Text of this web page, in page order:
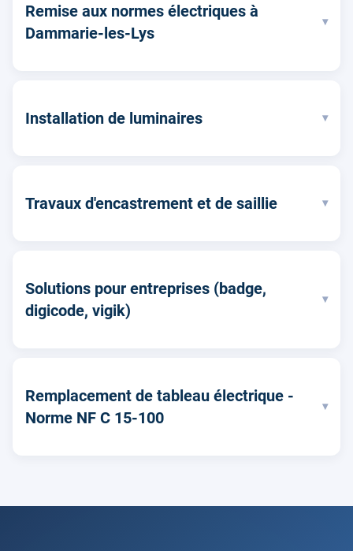
Remise aux normes électriques à
Dammarie-les-Lys
▾
Installation de luminaires ▾
Travaux d'encastrement et de saillie ▾
Solutions pour entreprises (badge,
digicode, vigik)
▾
Remplacement de tableau électrique -
Norme NF C 15-100
▾